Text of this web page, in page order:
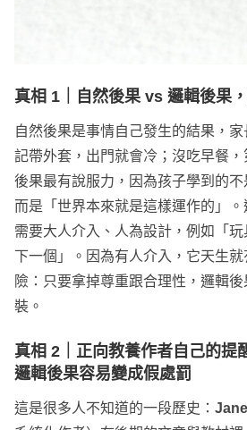
真相 1｜自然後果 vs 邏輯後果
自然後果是事情自己發生的結果，
記帶外套，出門就會冷；沒吃早餐
後果最有說服力，因為孩子學到的不
而是「世界本來就是這樣運作的」
需要大人介入、人為設計，例如「
下一個」。因為有人介入，它天生
險：只要拿掉尊重跟合理性，邏輯
裝。
真相 2｜正向教養作者自己的提
邏輯後果容易變成假處罰
這是很多人不知道的一段歷史：